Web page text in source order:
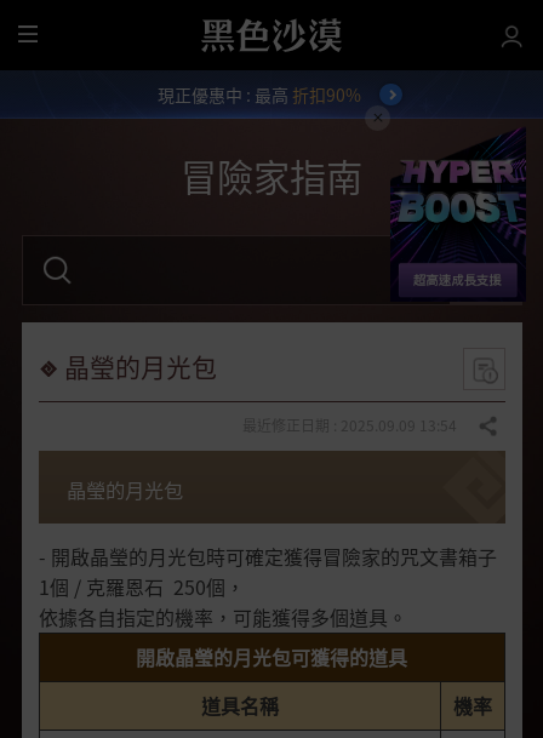
全
部
單
現正優惠中 : 最高 折扣90%
冒險家指南
關
鍵
晶瑩的月光包
分享
晶瑩的月光包
- 開啟晶瑩的月光包時可確定獲得冒險家的咒文書箱子
1個 / 克羅恩石 250個，
依據各自指定的機率，可能獲得多個道具。
開啟晶瑩的月光包可獲得的道具
道具名稱
機率